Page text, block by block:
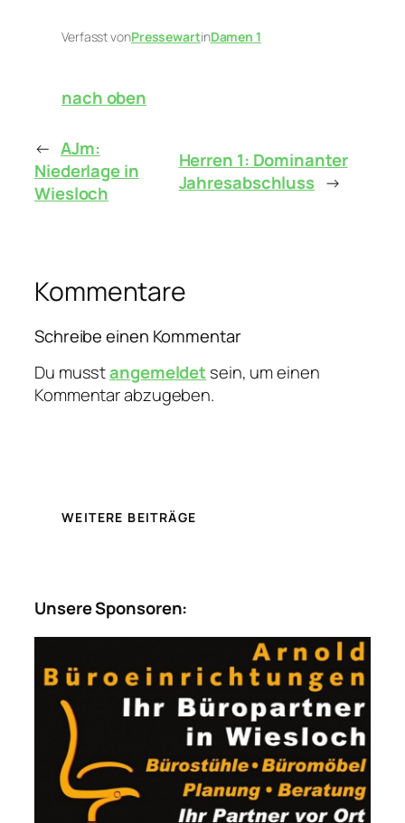
Verfasst vonPressewartinDamen 1
nach oben
← AJm:
Niederlage in
Wiesloch
Herren 1: Dominanter
Jahresabschluss →
Kommentare
Schreibe einen Kommentar
Du musstangemeldet sein, um einen
Kommentar abzugeben.
WEITERE BEITRÄGE
Unsere Sponsoren: